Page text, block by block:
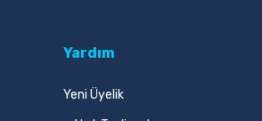
Yardım
Yeni Üyelik